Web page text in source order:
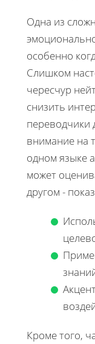
Одна из
особенно
Слишком
чересчур
снизить
переводчики
внимание на
одном языке
может
другом -
Кроме того,